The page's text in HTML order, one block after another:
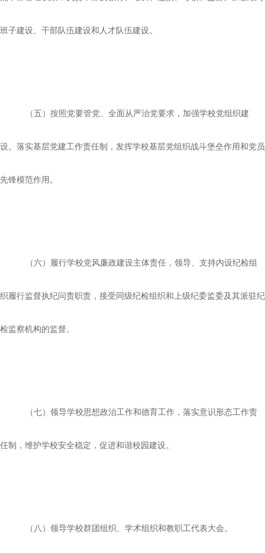
班子建设、干部队伍建设和人才队伍建设。
（五）按照党要管党、全面从严治党要求，加强学校党组织建
设。落实基层党建工作责任制，发挥学校基层党组织战斗堡垒作用和党员
先锋模范作用。
（六）履行学校党风廉政建设主体责任，领导、支持内设纪检组
织履行监督执纪问责职责，接受同级纪检组织和上级纪委监委及其派驻纪
检监察机构的监督。
（七）领导学校思想政治工作和德育工作，落实意识形态工作责
任制，维护学校安全稳定，促进和谐校园建设。
（八）领导学校群团组织、学术组织和教职工代表大会。